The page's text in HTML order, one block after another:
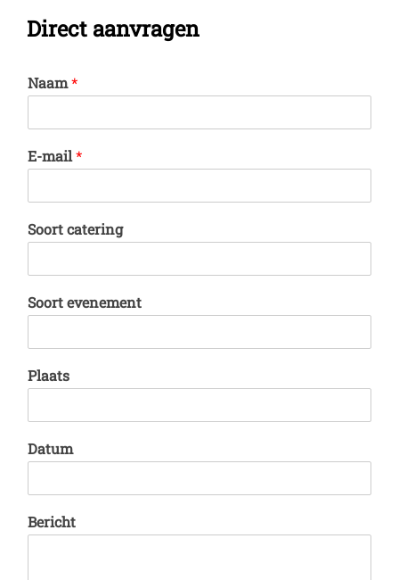
Direct aanvragen
Naam*
E-mail*
Soort catering
Soort evenement
Plaats
Datum
Bericht